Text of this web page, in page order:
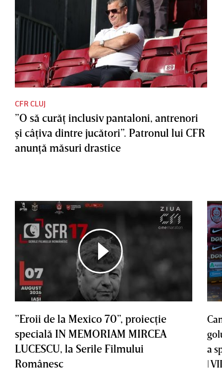
CFR CLUJ
”O să curăţ inclusiv pantaloni, antrenori
şi câţiva dintre jucători”. Patronul lui CFR
anunţă măsuri drastice
”Eroii de la Mexico 70”, proiecţie
specială IN MEMORIAM MIRCEA
LUCESCU, la Serile Filmului
Românesc
a
|